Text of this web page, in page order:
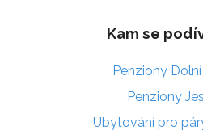
Kam se
Penziony
Penziony
Ubytování pro